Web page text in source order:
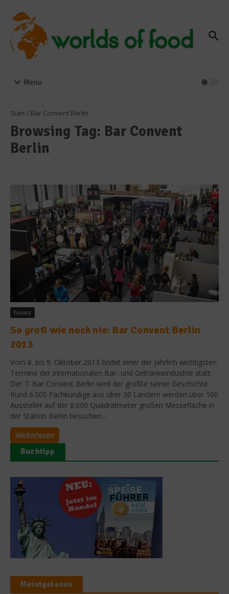
Menu
Start/ Bar Convent Berlin
Browsing Tag: Bar Convent
Berlin
News
So groß wie noch nie: Bar Convent Berlin
2013
Vom 8. bis 9. Oktober 2013 findet einer der jährlich wichtigsten
Termine der internationalen Bar- und Getränkeindustrie statt:
Der 7. Bar Convent Berlin wird der größte seiner Geschichte.
Rund 6.000 Fachkundige aus über 30 Ländern werden über 100
Aussteller auf der 8.000 Quadratmeter großen Messefläche in
der Station Berlin besuchen....
Weiterlesen
Buchtipp
Meistgelesen